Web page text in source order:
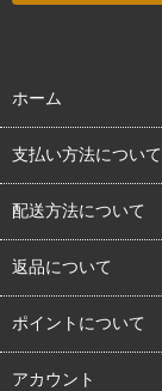
ホーム
支払い方法について
配送方法について
返品について
ポイントについて
アカウント